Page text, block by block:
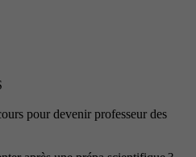
pour devenir professeur des